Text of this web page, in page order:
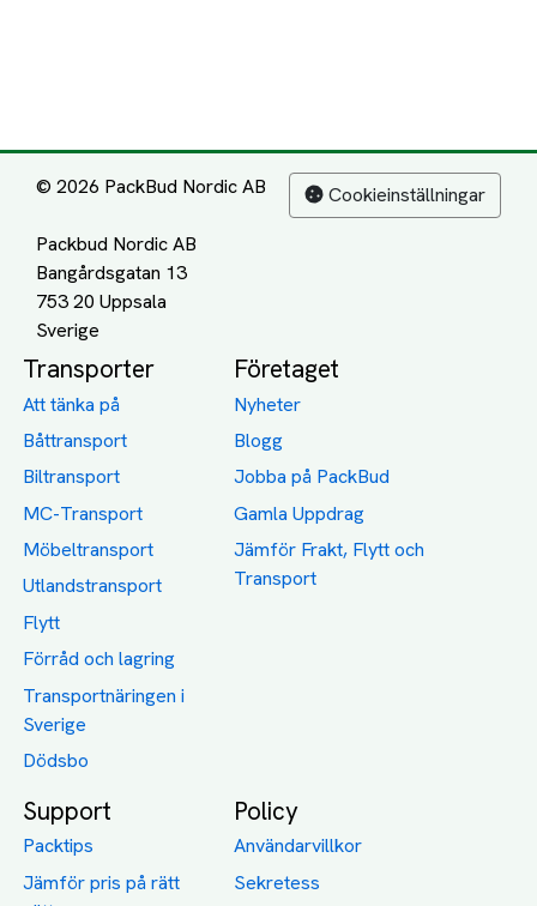
© 2026 PackBud Nordic AB
Packbud Nordic AB
Bangårdsgatan 13
753 20 Uppsala
Cookieinställningar
Transporter
Att tänka på
Båttransport
Biltransport
MC-Transport
Möbeltransport
Utlandstransport
Flytt
Förråd och lagring
Transportnäringen i
Sverige
Dödsbo
Företaget
Nyheter
Blogg
Jobba på PackBud
Gamla Uppdrag
Jämför Frakt, Flytt och
Transport
Support
Packtips
Jämför pris på rätt
Policy
Användarvillkor
Sekretess